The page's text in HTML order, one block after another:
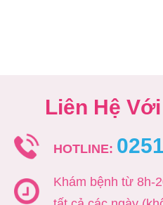
Liên Hệ
HOTLINE:
Khám bệnh từ 8h-